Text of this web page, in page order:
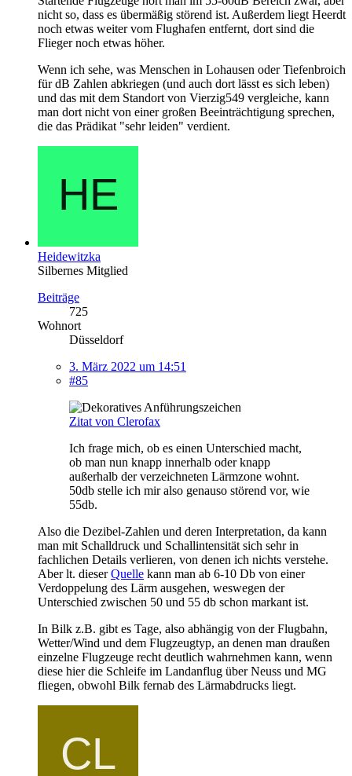
nicht so, dass es übermäßig störend ist. Außerdem liegt Heerdt
noch etwas weiter vom Flughafen entfernt, dort sind die
Flieger noch etwas höher.
Wenn ich sehe, was Menschen in Lohausen oder Tiefenbroich
für dB Zahlen abkriegen (und auch dort lässt es sich leben)
und das mit dem Standort von Vierzig549 vergleiche, kann
man dort nicht von einer großen Beeinträchtigung sprechen,
die das Prädikat "sehr leiden" verdient.
Heidewitzka
Silbernes Mitglied
Beiträge
725
Wohnort
Düsseldorf
3. März 2022 um 14:51
#85
Zitat von Clerofax
Ich frage mich, ob es einen Unterschied macht,
ob man nun knapp innerhalb oder knapp
außerhalb der verzeichneten Lärmzone wohnt.
50db stelle ich mir also genauso störend vor, wie
55db.
Also die Dezibel-Zahlen und deren Interpretation, da kann
man mit Schalldruck und Schallintensität sich sehr in
fachlichen Details verlieren, von denen ich nichts verstehe.
Aber lt. dieserQuelle kann man ab 6-10 Db von einer
Verdoppelung des Lärm ausgehen, weswegen der
Unterschied zwischen 50 und 55 db schon markant ist.
In Bilk z.B. gibt es Tage, also abhängig von der Flugbahn,
Wetter/Wind und dem Flugzeugtyp, an denen man draußen
einzelne Flugzeuge recht deutlich wahrnehmen kann, wenn
diese hier die Schleife im Landanflug über Neuss und MG
fliegen, obwohl Bilk fernab des Lärmabdrucks liegt.